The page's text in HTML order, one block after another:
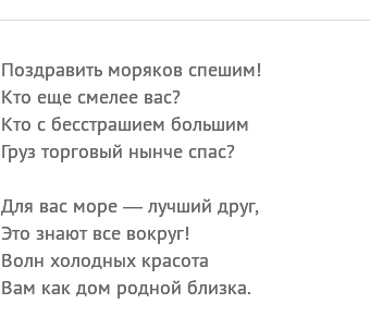
Поздравить моряков спешим!
Кто еще смелее вас?
Кто с бесстрашием большим
Груз торговый нынче спас?
Для вас море — лучший друг,
Это знают все вокруг!
Волн холодных красота
Вам как дом родной близка.